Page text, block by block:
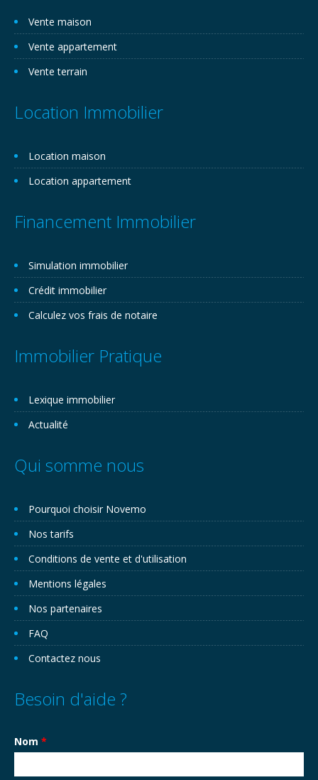
Vente maison
Vente appartement
Vente terrain
Location Immobilier
Location maison
Location appartement
Financement Immobilier
Simulation immobilier
Crédit immobilier
Calculez vos frais de notaire
Immobilier Pratique
Lexique immobilier
Actualité
Qui somme nous
Pourquoi choisir Novemo
Nos tarifs
Conditions de vente et d'utilisation
Mentions légales
Nos partenaires
FAQ
Contactez nous
Besoin d'aide ?
Nom *